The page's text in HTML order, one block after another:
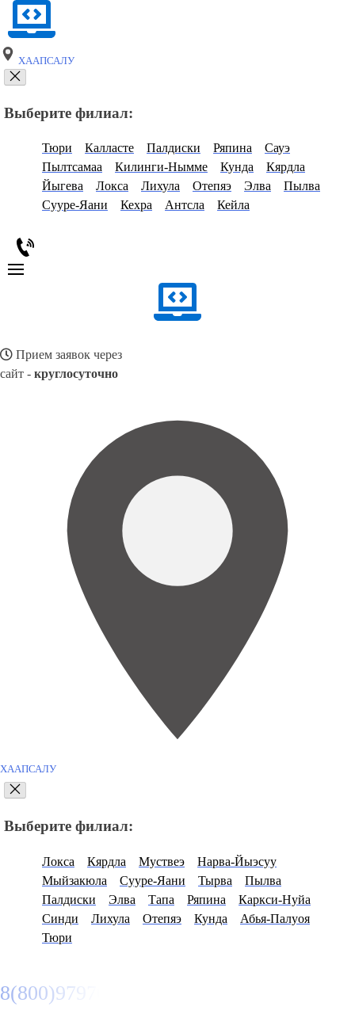
ХААПСАЛУ
Выберите филиал:
Тюри Калласте Палдиски Ряпина
Сауэ
Пылтсамаа
Килинги-Нымме Кунда
Кярдла
Йыгева
Локса Лихула Отепяэ Элва
Пылва
Сууре-Яани
Кехра Антсла Кейла
Прием заявок через
сайт - круглосуточно
ХААПСАЛУ
Выберите филиал:
Локса Кярдла Муствеэ
Нарва-Йыэсуу
Мыйзакюла
Сууре-Яани Тырва
Пылва
Палдиски
Элва Тапа Ряпина
Каркси-Нуйа
Синди
Лихула Отепяэ Кунда
Абья-Палуоя
Тюри
8(800)9797043